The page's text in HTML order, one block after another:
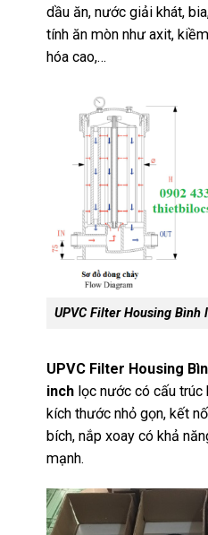
dầu ăn, nước giải khát,
tính ăn mòn như axit,
hóa cao,…
UPVC Filter Housing
UPVC Filter Housing
inch lọc nước có cấu trúc
kích thước nhỏ gọn, kết
bích, nắp xoay có khả
mạnh.